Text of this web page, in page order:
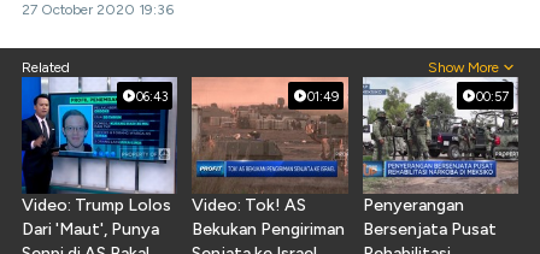
27 October 2020 19:36
Related Show More
06:43
Video: Trump Lolos
Dari 'Maut', Punya
01:49
Video: Tok! AS
Bekukan Pengiriman
00:57
Penyerangan
Bersenjata Pusat